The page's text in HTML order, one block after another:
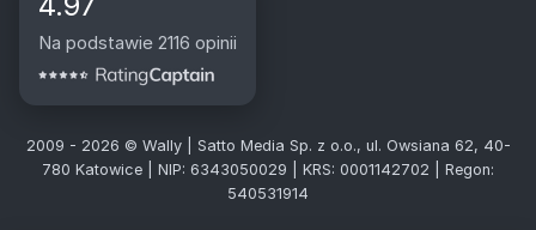
Na podstawie 2116 opinii
2009 - 2026 © Wally | Satto Media Sp. z o.o., ul. Owsiana 62, 40-
780 Katowice | NIP: 6343050029 | KRS: 0001142702 | Regon:
540531914